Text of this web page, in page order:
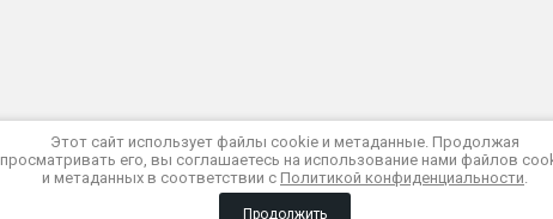
0
Этот сайт использует файлы cookie и метаданные. Продолжая
просматривать его, вы соглашаетесь на использование нами файлов
и метаданных в соответствии с Политикой конфиденциальности.
Продолжить